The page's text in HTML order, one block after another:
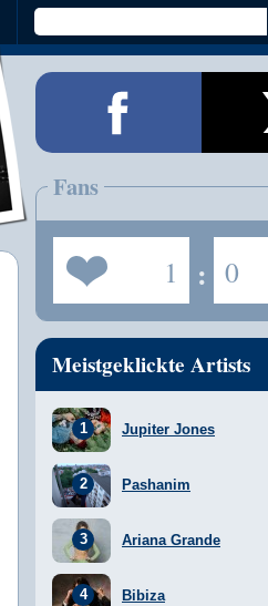
Fans
1 : 0
Meistgeklickte Artists
Jupiter Jones
Pashanim
Ariana Grande
Bibiza